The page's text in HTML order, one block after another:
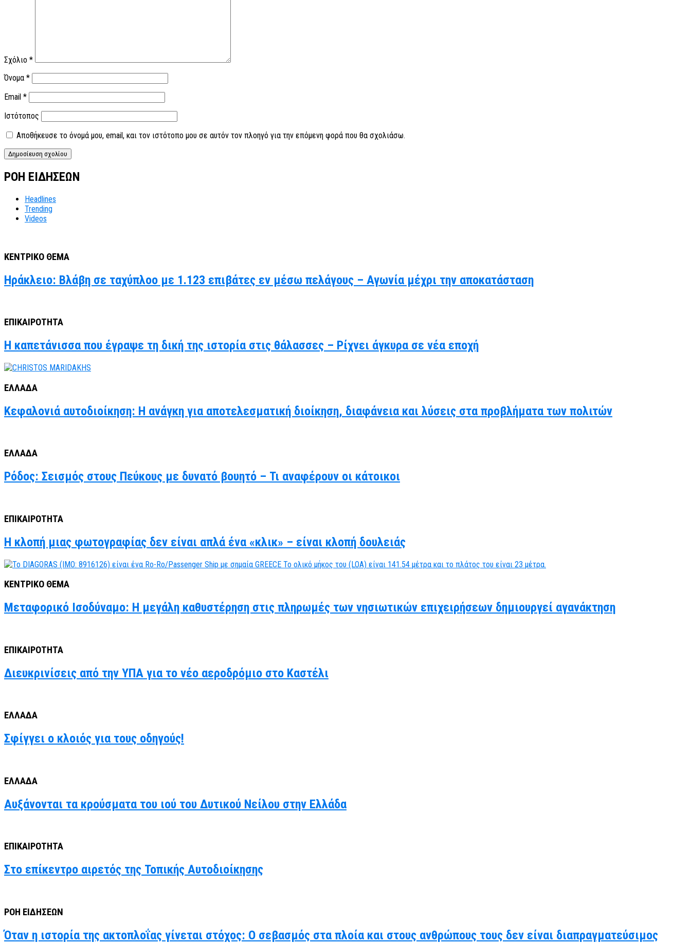
Σχόλιο *
Όνομα *
Email *
Ιστότοπος
Αποθήκευσε το όνομά μου, email, και τον ιστότοπο μου σε αυτόν τον πλοηγό για την επόμενη φορά που θα σχολιάσω.
ΡΟΗ ΕΙΔΗΣΕΩΝ
Headlines
Trending
Videos
ΚΕΝΤΡΙΚΟ ΘΕΜΑ
Ηράκλειο: Βλάβη σε ταχύπλοο με 1.123 επιβάτες εν μέσω πελάγους – Αγωνία μέχρι την αποκατάσταση
ΕΠΙΚΑΙΡΟΤΗΤΑ
Η καπετάνισσα που έγραψε τη δική της ιστορία στις θάλασσες – Ρίχνει άγκυρα σε νέα εποχή
ΕΛΛΑΔΑ
Κεφαλονιά αυτοδιοίκηση: Η ανάγκη για αποτελεσματική διοίκηση, διαφάνεια και λύσεις στα προβλήματα των πολιτών
ΕΛΛΑΔΑ
Ρόδος: Σεισμός στους Πεύκους με δυνατό βουητό – Τι αναφέρουν οι κάτοικοι
ΕΠΙΚΑΙΡΟΤΗΤΑ
Η κλοπή μιας φωτογραφίας δεν είναι απλά ένα «κλικ» – είναι κλοπή δουλειάς
ΚΕΝΤΡΙΚΟ ΘΕΜΑ
Μεταφορικό Ισοδύναμο: Η μεγάλη καθυστέρηση στις πληρωμές των νησιωτικών επιχειρήσεων δημιουργεί αγανάκτηση
ΕΠΙΚΑΙΡΟΤΗΤΑ
Διευκρινίσεις από την ΥΠΑ για το νέο αεροδρόμιο στο Καστέλι
ΕΛΛΑΔΑ
Σφίγγει ο κλοιός για τους οδηγούς!
ΕΛΛΑΔΑ
Αυξάνονται τα κρούσματα του ιού του Δυτικού Νείλου στην Ελλάδα
ΕΠΙΚΑΙΡΟΤΗΤΑ
Στο επίκεντρο αιρετός της Τοπικής Αυτοδιοίκησης
ΡΟΗ ΕΙΔΗΣΕΩΝ
Όταν η ιστορία της ακτοπλοΐας γίνεται στόχος: Ο σεβασμός στα πλοία και στους ανθρώπους τους δεν είναι διαπραγματεύσιμος